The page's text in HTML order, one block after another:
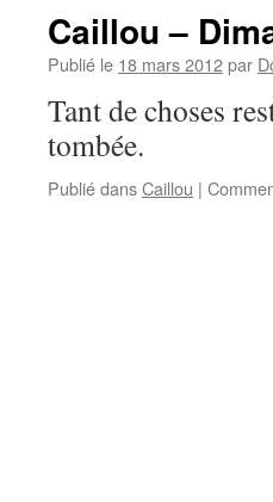
Caillou –
Publié le 18 mars 2012par
Tant de choses
tombée.
Publié dansCaillou |